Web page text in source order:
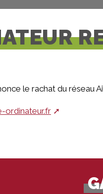
le rachat du réseau
ordinateur.fr